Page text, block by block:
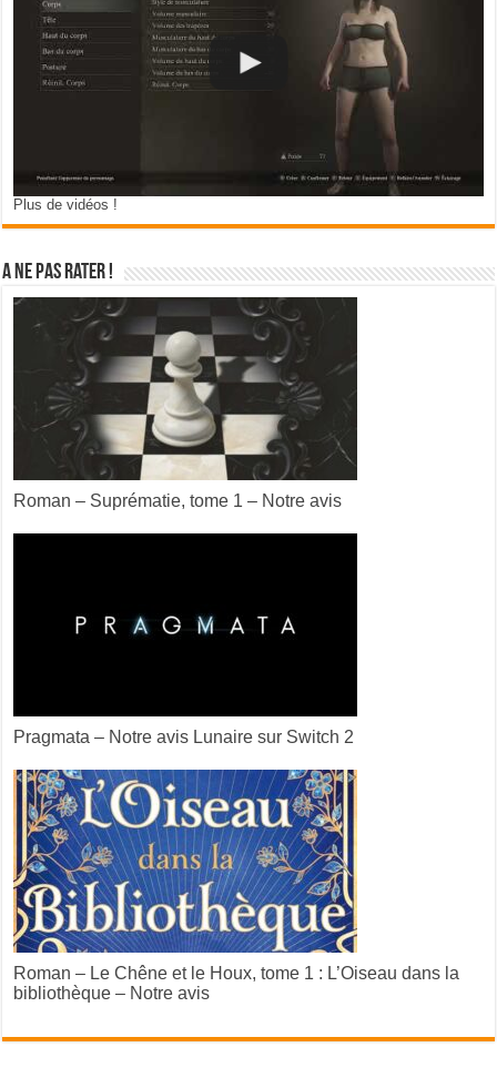
Plus de vidéos !
A ne pas rater !
Roman – Suprématie, tome 1 – Notre avis
Pragmata – Notre avis Lunaire sur Switch 2
Roman – Le Chêne et le Houx, tome 1 : L’Oiseau dans la
bibliothèque – Notre avis